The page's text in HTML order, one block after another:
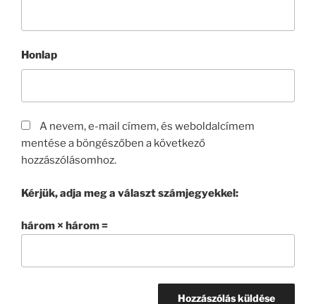
Honlap
A nevem, e-mail címem, és weboldalcímem
mentése a böngészőben a következő
hozzászólásomhoz.
Kérjük, adja meg a választ számjegyekkel:
három × három =